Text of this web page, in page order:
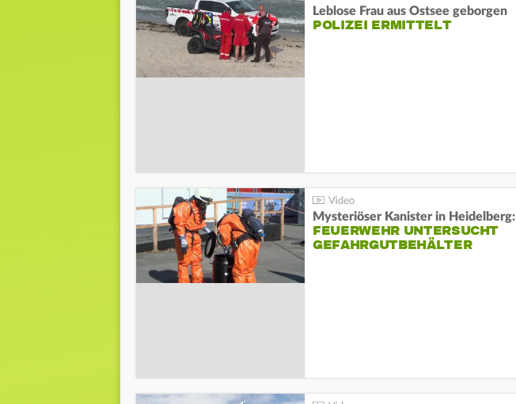
Leblose Frau aus Ostsee geborgen
POLIZEI ERMITTELT
Mysteriöser Kanister in Heidelberg:
FEUERWEHR UNTERSUCHT
GEFAHRGUTBEHÄLTER